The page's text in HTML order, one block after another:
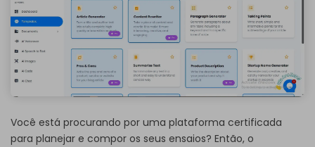
Você está procurando por uma plataforma certificada
para planejar e compor os seus ensaios? Então, o